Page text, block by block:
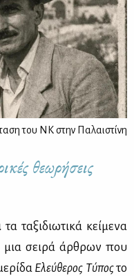
του ΝΚ στην Παλαιστίνη
θεωρήσεις
τα τα­ξι­διω­τι­κά κεί­με­να
μια σει­ρά άρ­θρων που
Ελεύ­θε­ρος Τύ­ποςτο